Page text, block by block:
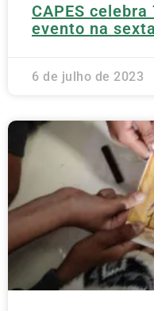
CAPES
evento na
6 de julho de 2023